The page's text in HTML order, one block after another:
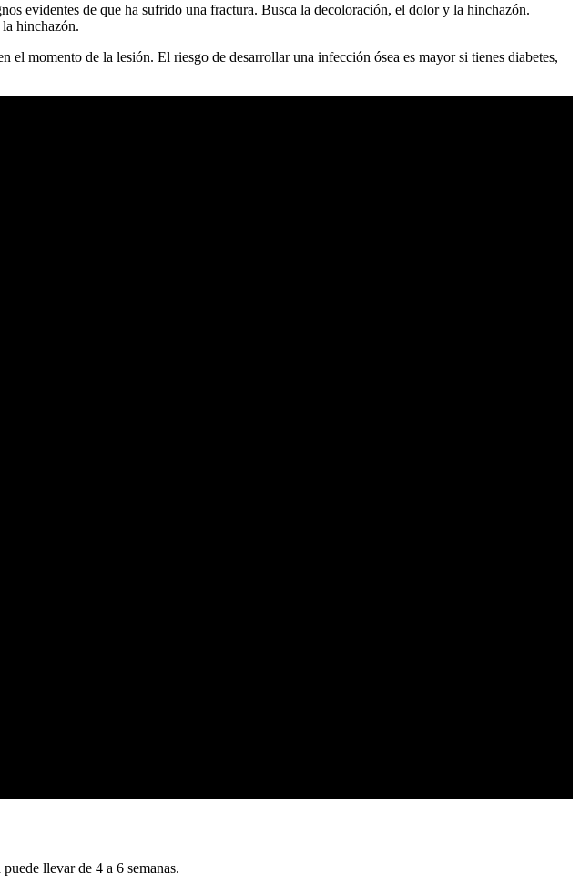
evidentes de que ha sufrido una fractura. Busca la decoloración, el dolor y la hinchazón.
hinchazón.
momento de la lesión. El riesgo de desarrollar una infección ósea es mayor si tienes diabetes,
llevar de 4 a 6 semanas.